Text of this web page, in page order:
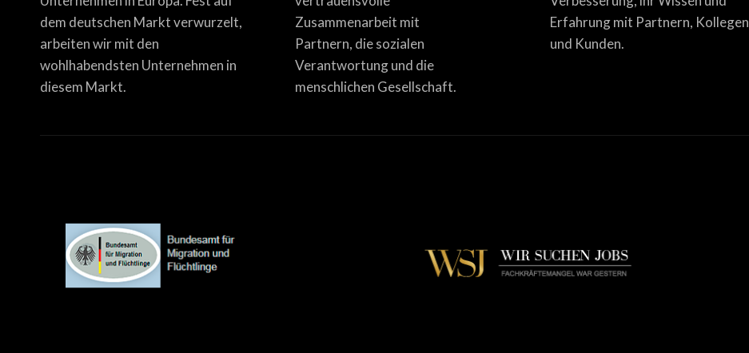
dem deutschen Markt verwurzelt,
arbeiten wir mit den
wohlhabendsten Unternehmen in
diesem Markt.
Zusammenarbeit mit
Partnern, die sozialen
Verantwortung und die
menschlichen Gesellschaft.
Erfahrung mit Partnern, Kollegen
und Kunden.